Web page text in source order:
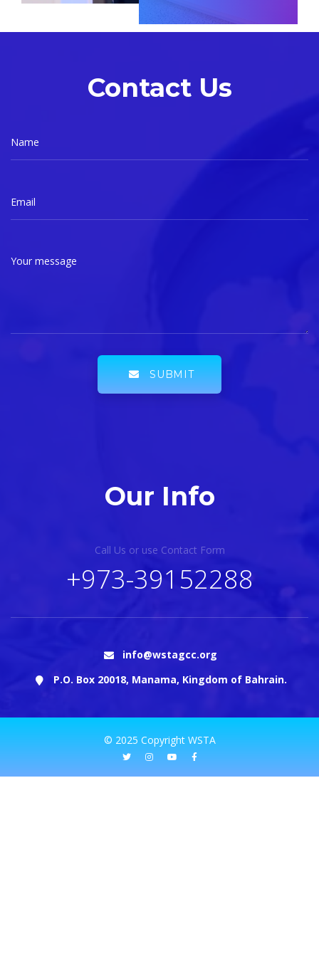
Our Info
Call Us or use Contact Form
+973-39152288
info@wstagcc.org
P.O. Box 20018, Manama, Kingdom of Bahrain.
Contact Us
Name
Email
Your message
SUBMIT
© 2025 Copyright WSTA